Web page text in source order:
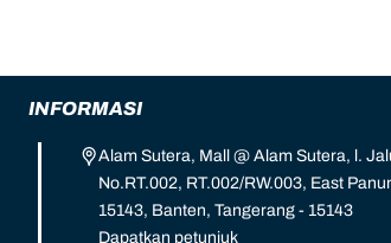
INFORMASI
Alam Sutera, Mall @ Alam Sutera, l.
No.RT.002, RT.002/RW.003, East
15143, Banten, Tangerang - 15143
Dapatkan petunjuk